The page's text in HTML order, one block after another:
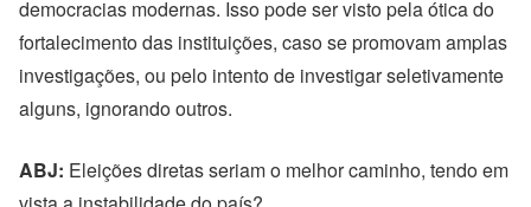
democracias modernas. Isso pode ser visto pela ótica do
fortalecimento das instituições, caso se promovam amplas
investigações, ou pelo intento de investigar seletivamente
alguns, ignorando outros.
ABJ: Eleições diretas seriam o melhor caminho, tendo em